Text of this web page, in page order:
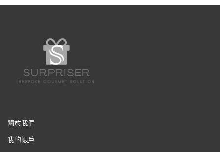
關於我們
我的帳戶